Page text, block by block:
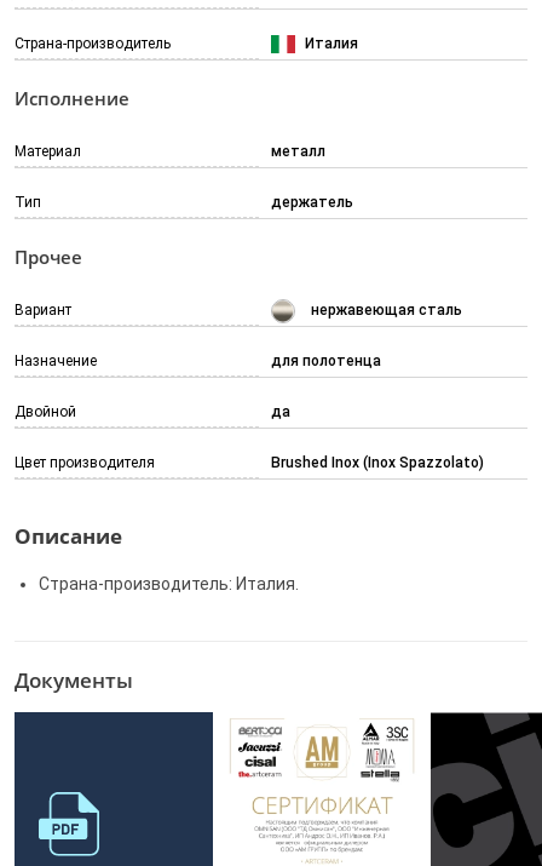
Страна-производитель Италия
Исполнение
Материал металл
Тип держатель
Прочее
Вариант нержавеющая сталь
Назначение для полотенца
Двойной да
Цвет производителя Brushed Inox (Inox Spazzolato)
Описание
Страна-производитель: Италия.
Документы